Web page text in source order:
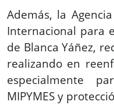
Además, la
Internacional para
de Blanca Yáñez,
realizando en
especialmente
MIPYMES y